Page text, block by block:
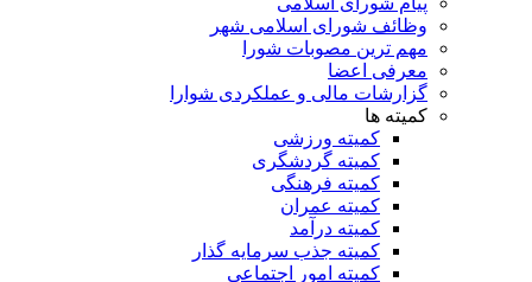
وظائف شورای اسلامی شهر
مهم ترین مصوبات شورا
معرفی اعضا
گزارشات مالی و عملکردی شوارا
کمیته ها
کمیته ورزشی
کمیته گردشگری
کمیته فرهنگی
کمیته عمران
کمیته درآمد
کمیته جذب سرمایه گذار
کمیته امور اجتماعی